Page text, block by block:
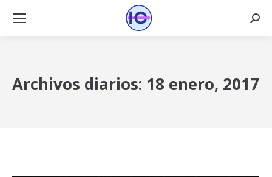
Archivos diarios: 18 enero, 2017